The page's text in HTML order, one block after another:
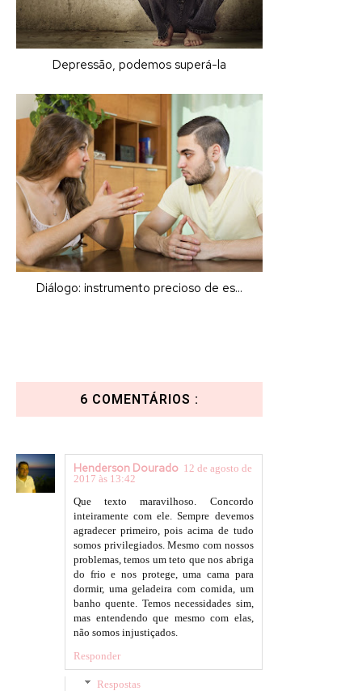
Depressão, podemos superá-la
Diálogo: instrumento precioso de es...
6 COMENTÁRIOS :
Henderson Dourado 12 de agosto de
2017 às 13:42
Que texto maravilhoso. Concordo
inteiramente com ele. Sempre devemos
agradecer primeiro, pois acima de tudo
somos privilegiados. Mesmo com nossos
problemas, temos um teto que nos abriga
do frio e nos protege, uma cama para
dormir, uma geladeira com comida, um
banho quente. Temos necessidades sim,
mas entendendo que mesmo com elas,
não somos injustiçados.
Responder
Respostas